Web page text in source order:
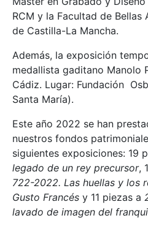
RCM y la Facultad de
de Castilla-La Mancha.
Además, la exposición
medallista gaditano Manolo
Cádiz. Lugar: Fundación
Santa María).
Este año 2022 se han
nuestros fondos
siguientes exposiciones: 19
legado de un rey precursor,
722-2022. Las huellas y los
Gusto Francés y 11 piezas a
lavado de imagen del